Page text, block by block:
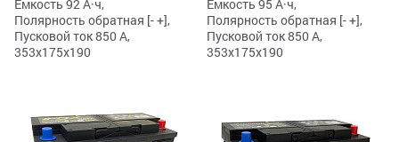
Ёмкость 92 А·ч,
Полярность обратная [- +],
Пусковой ток 850 А,
353x175x190
Ёмкость 95 А·ч,
Полярность обратная [- +],
Пусковой ток 850 А,
353x175x190